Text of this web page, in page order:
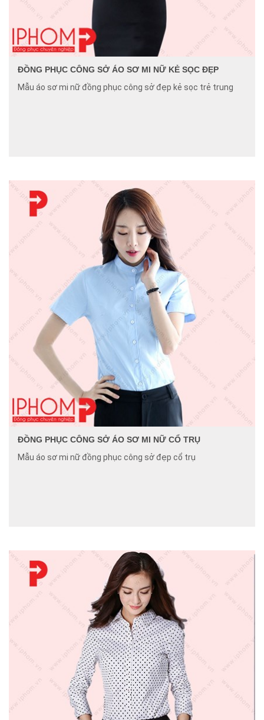
ĐỒNG PHỤC CÔNG SỞ ÁO SƠ MI NỮ KẺ SỌC ĐẸP
Mẫu áo sơ mi nữ đồng phục công sở đẹp kẻ sọc trẻ trung
ĐỒNG PHỤC CÔNG SỞ ÁO SƠ MI NỮ CỔ TRỤ
Mẫu áo sơ mi nữ đồng phục công sở đẹp cổ trụ